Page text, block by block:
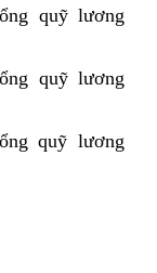
quỹ lương
quỹ lương
quỹ lương